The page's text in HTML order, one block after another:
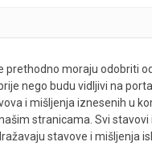
prethodno moraju odobriti
nego budu vidljivi na
i mišljenja iznesenih u
stranicama. Svi stavovi
stavove i mišljenja